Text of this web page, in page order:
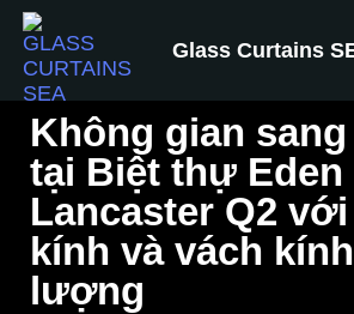
Glass Curtains
Không gian
tại Biệt thự Eden
Lancaster Q2
kính và vách
lượng